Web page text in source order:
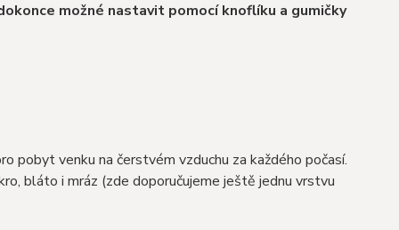
možné nastavit pomocí knoflíku a gumičky
pobyt venku na čerstvém vzduchu za každého počasí.
bláto i mráz (zde doporučujeme ještě jednu vrstvu